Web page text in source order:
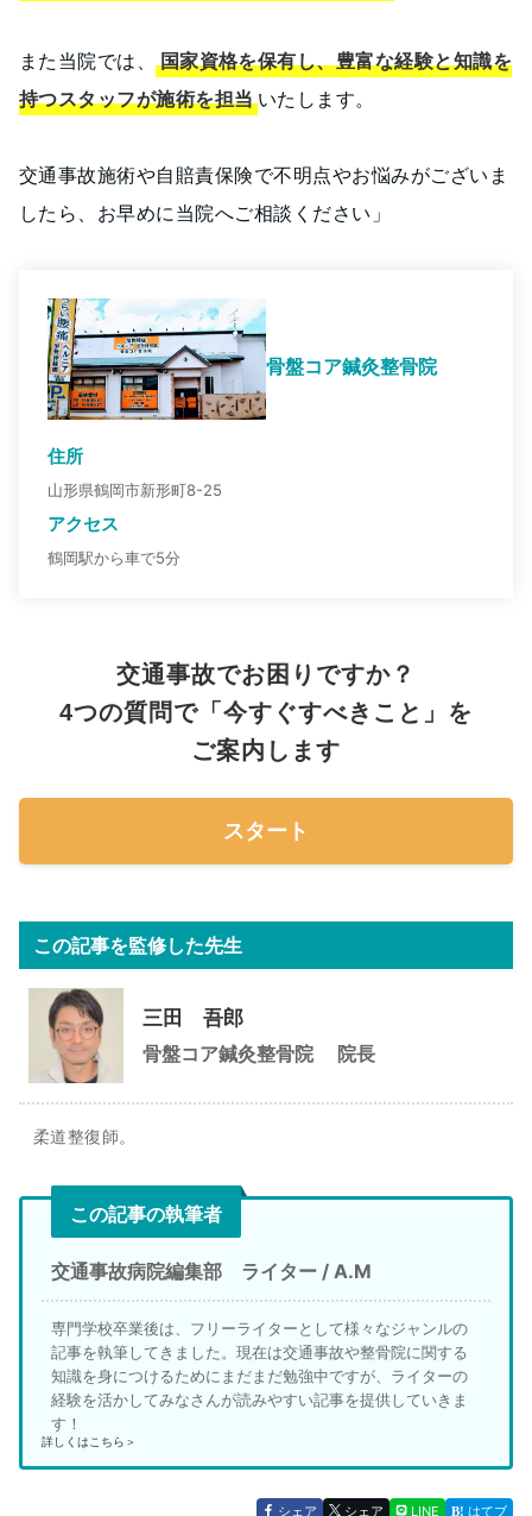
また当院では、国家資格を保有し、豊富な経験と知識を
持つスタッフが施術を担当いたします。
交通事故施術や自賠責保険で不明点やお悩みがございま
したら、お早めに当院へご相談ください」
骨盤コア鍼灸整骨院
住所
山形県鶴岡市新形町8-25
アクセス
鶴岡駅から車で5分
交通事故でお困りですか？
4つの質問で「今すぐすべきこと」を
ご案内します
スタート
この記事を監修した先生
三田 吾郎
骨盤コア鍼灸整骨院
院長
柔道整復師。
この記事の執筆者
交通事故病院編集部 ライター / A.M
専門学校卒業後は、フリーライターとして様々なジャンルの
記事を執筆してきました。現在は交通事故や整骨院に関する
知識を身につけるためにまだまだ勉強中ですが、ライターの
経験を活かしてみなさんが読みやすい記事を提供していきま
す！
詳しくはこちら＞
シェア シェア LINE はてブ